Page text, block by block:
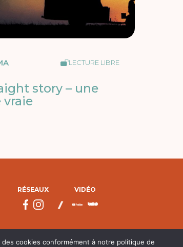
LECTURE LIBRE
story – une
vraie
RÉSEAUX VIDÉO
cookies conformément à notre politique de